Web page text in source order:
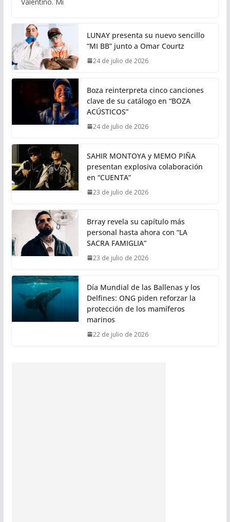
LUNAY presenta su nuevo sencillo
“MI BB” junto a Omar Courtz
24 de julio de 2026
Boza reinterpreta cinco canciones
clave de su catálogo en “BOZA
ACÚSTICOS”
24 de julio de 2026
SAHIR MONTOYA y MEMO PIÑA
presentan explosiva colaboración
en “CUENTA”
23 de julio de 2026
Brray revela su capítulo más
personal hasta ahora con “LA
SACRA FAMIGLIA”
23 de julio de 2026
Día Mundial de las Ballenas y los
Delfines: ONG piden reforzar la
protección de los mamíferos
marinos
22 de julio de 2026